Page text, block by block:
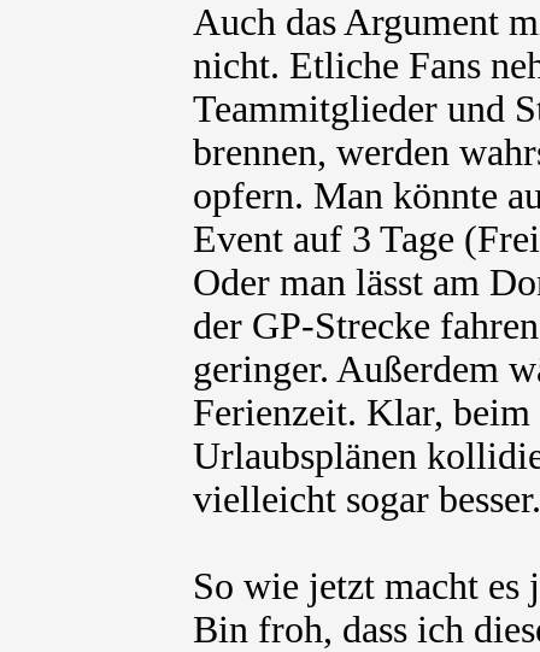
Auch das Argument
nicht. Etliche Fans
Teammitglieder und
brennen, werden
opfern. Man könnte
Event auf 3 Tage
Oder man lässt am
der GP-Strecke
geringer. Außerdem
Ferienzeit. Klar, beim
Urlaubsplänen
vielleicht sogar besser.
So wie jetzt macht es
Bin froh, dass ich